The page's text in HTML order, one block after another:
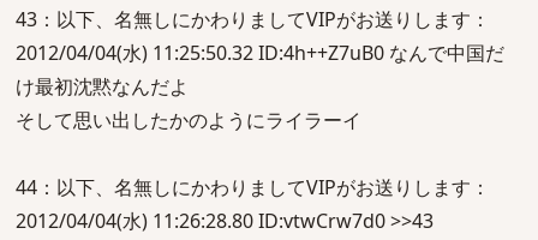
43：以下、名無しにかわりましてVIPがお送りします：
2012/04/04(水) 11:25:50.32 ID:4h++Z7uB0 なんで中国だ
け最初沈黙なんだよ
そして思い出したかのようにライラーイ
44：以下、名無しにかわりましてVIPがお送りします：
2012/04/04(水) 11:26:28.80 ID:vtwCrw7d0 >>43